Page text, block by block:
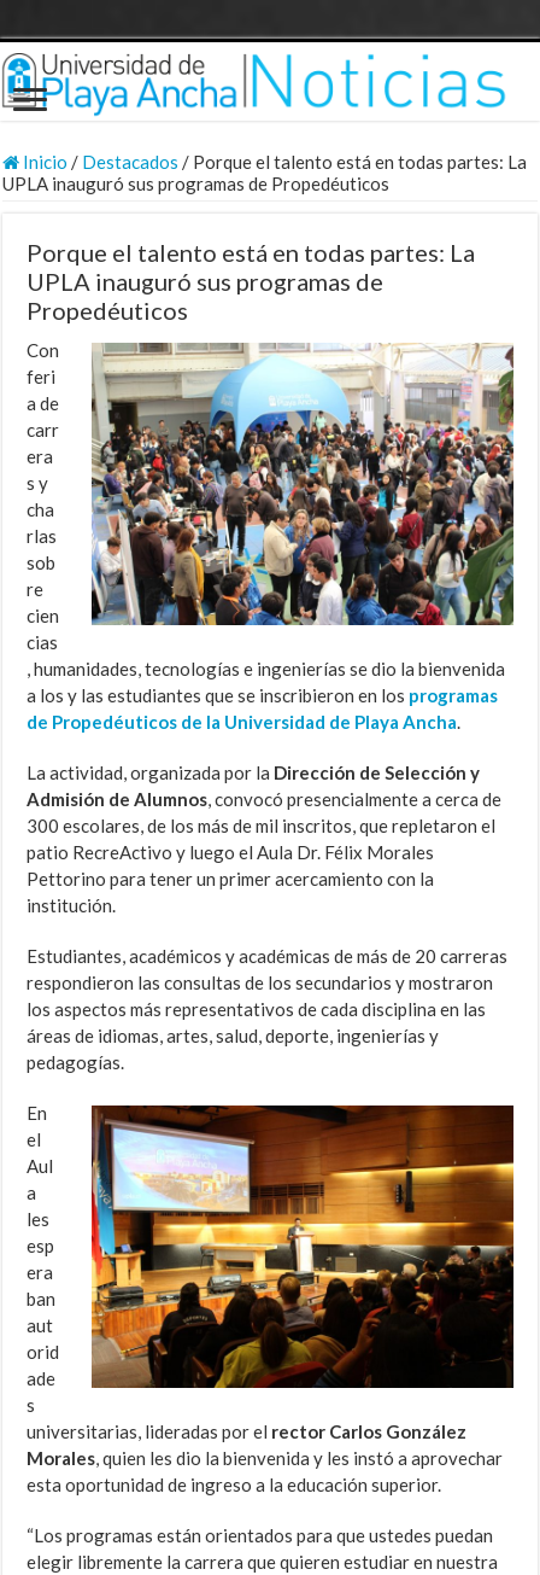
Inicio / Destacados / Porque el talento está en todas partes: La
UPLA inauguró sus programas de Propedéuticos
Porque el talento está en todas partes: La
UPLA inauguró sus programas de
Propedéuticos
Con
feri
a de
carr
era
s y
cha
rlas
sob
re
cien
cias
, humanidades, tecnologías e ingenierías se dio la bienvenida
a los y las estudiantes que se inscribieron en los programas
de Propedéuticos de la Universidad de Playa Ancha.
La actividad, organizada por la Dirección de Selección y
Admisión de Alumnos, convocó presencialmente a cerca de
300 escolares, de los más de mil inscritos, que repletaron el
patio RecreActivo y luego el Aula Dr. Félix Morales
Pettorino para tener un primer acercamiento con la
institución.
Estudiantes, académicos y académicas de más de 20 carreras
respondieron las consultas de los secundarios y mostraron
los aspectos más representativos de cada disciplina en las
áreas de idiomas, artes, salud, deporte, ingenierías y
pedagogías.
En
el
Aul
a
les
esp
era
ban
aut
orid
ade
s
universitarias, lideradas por el rector Carlos González
Morales, quien les dio la bienvenida y les instó a aprovechar
esta oportunidad de ingreso a la educación superior.
“Los programas están orientados para que ustedes puedan
elegir libremente la carrera que quieren estudiar en nuestra